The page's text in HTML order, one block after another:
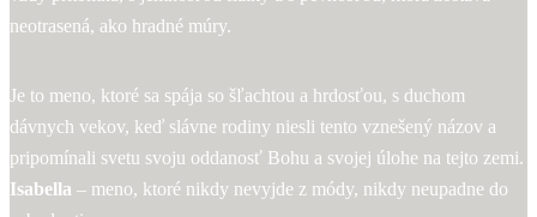
neotrasená, ako hradné múry.
Je to meno, ktoré sa spája so šľachtou a hrdosťou, s duchom
dávnych vekov, keď slávne rodiny niesli tento vznešený názov a
pripomínali svetu svoju oddanosť Bohu a svojej úlohe na tejto zemi.
Isabella – meno, ktoré nikdy nevyjde z módy, nikdy neupadne do